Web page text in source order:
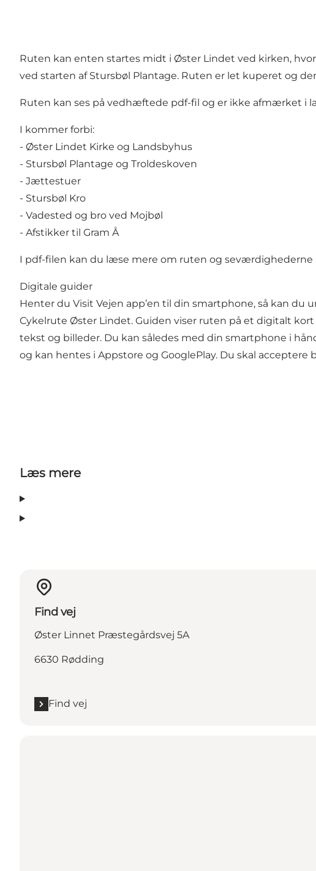
Ruten kan enten startes midt i Øster Lindet ved kirken,
ved starten af Stursbøl Plantage. Ruten er let kuperet og
Ruten kan ses på vedhæftede pdf-fil og er ikke afmærket i
I kommer forbi:
- Øster Lindet Kirke og Landsbyhus
- Stursbøl Plantage og Troldeskoven
- Jættestuer
- Stursbøl Kro
- Vadested og bro ved Mojbøl
- Afstikker til Gram Å
I pdf-filen kan du læse mere om ruten og seværdighederne
Digitale guider
Henter du Visit Vejen app’en til din smartphone, så kan
Cykelrute Øster Lindet. Guiden viser ruten på et digitalt
tekst og billeder. Du kan således med din smartphone i
og kan hentes i Appstore og GooglePlay. Du skal
Læs mere
Find vej
Øster Linnet Præstegårdsvej 5A
6630 Rødding
Find vej